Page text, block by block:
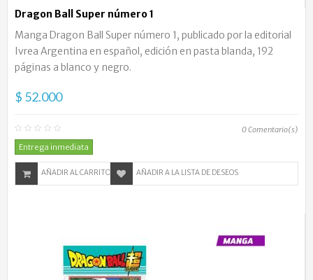
Dragon Ball Super número 1
Manga Dragon Ball Super número 1, publicado por la editorial
Ivrea Argentina en español, edición en pasta blanda, 192
páginas a blanco y negro.
$ 52.000
0Comentario(s)
Entrega inmediata
AÑADIR AL CARRITO AÑADIR A LA LISTA DE DESEOS